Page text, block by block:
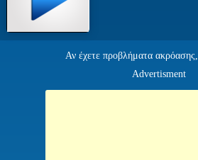
Αν έχετε προβλήματα ακρόασης,
Advertisment